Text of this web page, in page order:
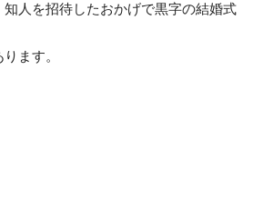
人を招待したおかげで黒字の結婚式
ます。